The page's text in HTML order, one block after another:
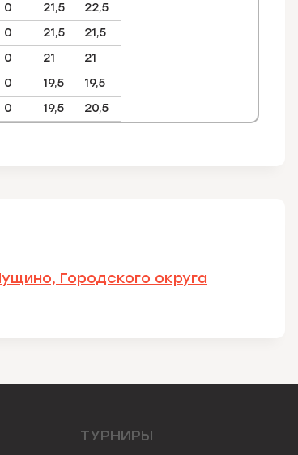
0 21,5
22,5
0 21,5
21,5
0 21
21
0 19,5
19,5
0 19,5 20,5
Городского округа
ТУРНИРЫ